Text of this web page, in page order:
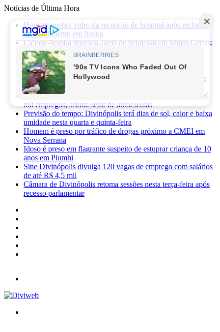
Notícias de Última Hora
Homem quebra vidro da recepção de hospital após reclamar
de atendimento em Itaúna
Ciclone-bomba provoca alerta de vendaval em Minas Gerais;
veja os impactos previstos para Divinópolis
Homem morre após sofrer choque elétrico e cair de oito
metros durante manutenção em academia
PRF apreende 75 mil maços de cigarros contrabandeados e
prende motorista na BR-262
Novas regras da CNH já provocaram perda de cerca de 100
mil empregos, afirma setor de autoescolas
Previsão do tempo: Divinópolis terá dias de sol, calor e baixa
umidade nesta quarta e quinta-feira
Homem é preso por tráfico de drogas próximo a CMEI em
Nova Serrana
Idoso é preso em flagrante suspeito de estuprar criança de 10
anos em Piumhi
Sine Divinópolis divulga 120 vagas de emprego com salários
de até R$ 4,5 mil
Câmara de Divinópolis retoma sessões nesta terça-feira após
recesso parlamentar